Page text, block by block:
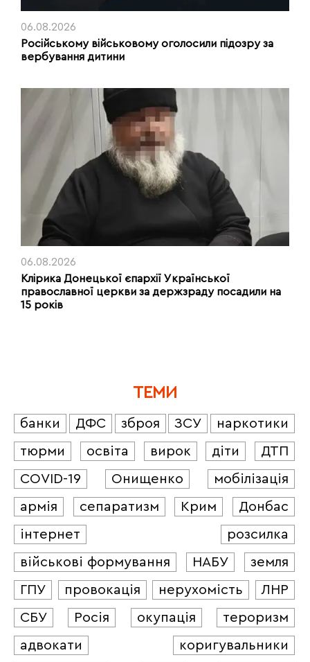
06.08.2026
Російському військовому оголосили підозру за
вербування дитини
06.08.2026
Клірика Донецької єпархії Української
православної церкви за держзраду посадили на
15 років
ТЕМИ
банки ДФС зброя ЗСУ
наркотики
тюрми
освіта вирок діти
ДТП
COVID-19
Онищенко
мобілізація
армія
сепаратизм Крим
Донбас
інтернет
розсилка
військові формування
НАБУ
земля
ГПУ
провокація нерухомість
ЛНР
СБУ
Росія окупація
тероризм
адвокати
коригувальники